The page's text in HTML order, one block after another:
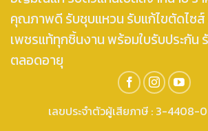
คุณภาพดี รับชุบแหวน รับแก้ไขตัดไซ
เพชรแท้ทุกชิ้นงาน พร้อมใบรับประกัน
ตลอดอายุ
เลขประจำตัวผู้เสียภาษี : 3-4408-